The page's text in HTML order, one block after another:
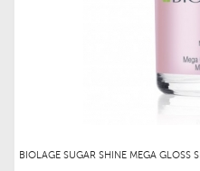
BIOLAGE SUGAR SHINE MEGA GLOSS